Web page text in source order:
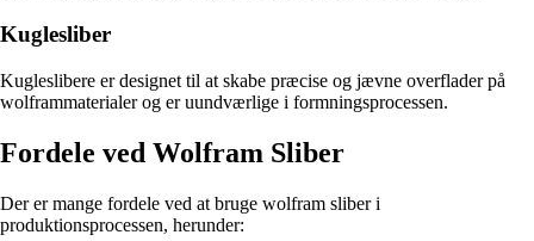
Kuglesliber
Kugleslibere er designet til at skabe præcise og jævne overflader på
wolframmaterialer og er uundværlige i formningsprocessen.
Fordele ved Wolfram Sliber
Der er mange fordele ved at bruge wolfram sliber i
produktionsprocessen, herunder: